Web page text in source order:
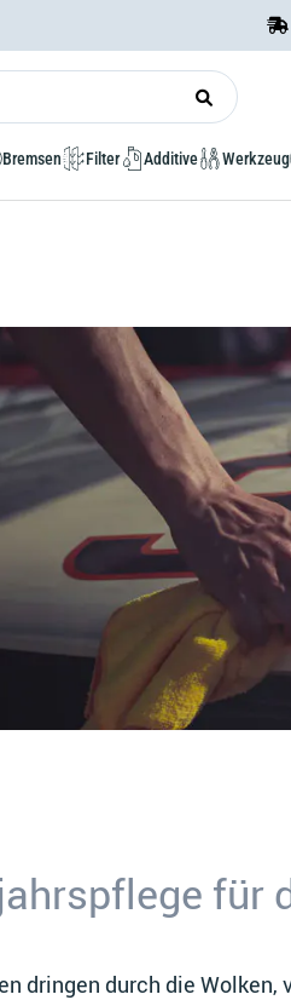
Bremsen Filter Additive Werkzeug
für
dringen durch die